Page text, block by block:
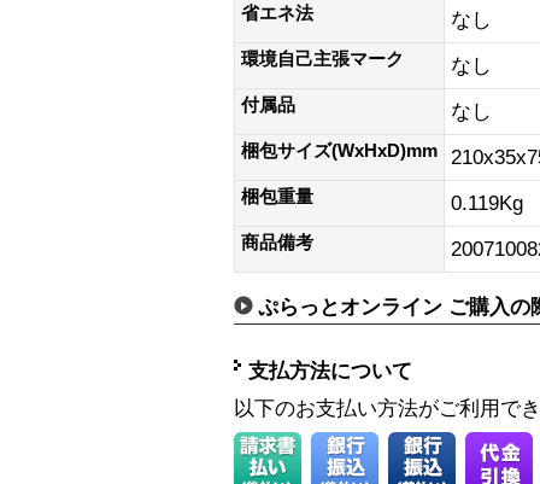
省エネ法 なし
環境自己主張マーク なし
付属品 なし
梱包サイズ(WxHxD)mm
梱包重量 0.119Kg
商品備考
ぷらっとオンライン ご購入の
支払方法について
以下のお支払い方法がご利用で